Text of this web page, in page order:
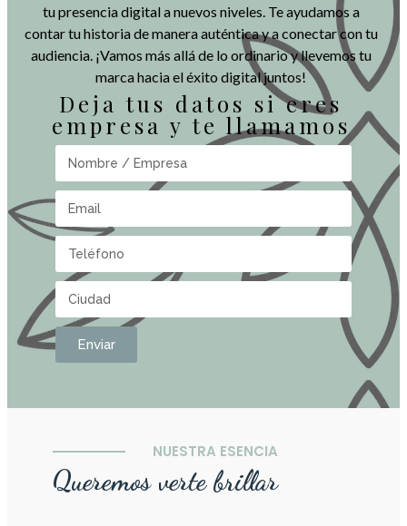
tu presencia digital a nuevos niveles. Te ayudamos a
contar tu historia de manera auténtica y a conectar con tu
audiencia. ¡Vamos más allá de lo ordinario y llevemos tu
marca hacia el éxito digital juntos!
Deja tus datos si eres
empresa y te llamamos
Enviar
NUESTRA ESENCIA
Queremos verte brillar